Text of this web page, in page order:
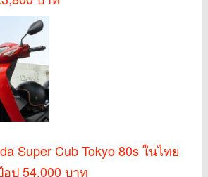
Super Cub Tokyo 80s ในไทย
ป 54,000 บาท